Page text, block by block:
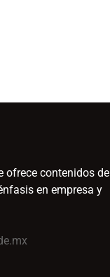
ofrece contenidos de
en empresa y